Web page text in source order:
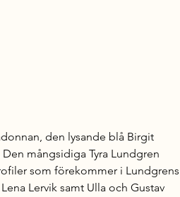
den lysande blå Birgit
mångsidiga Tyra Lundgren
som förekommer i Lundgrens
Lervik samt Ulla och Gustav